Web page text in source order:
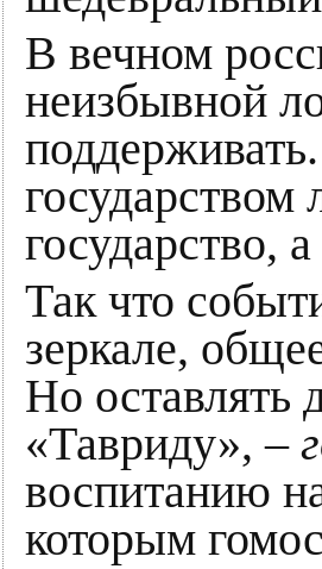
В вечном
неизбывной
государством
государство,
Так что
зеркале,
Но оставлять
«Тавриду», –
воспитанию
которым